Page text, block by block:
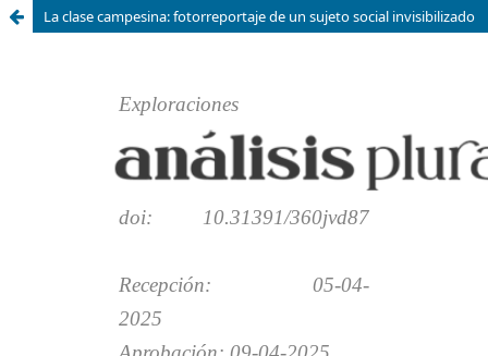
La clase campesina: fotorreportaje de un sujeto social invisibilizado